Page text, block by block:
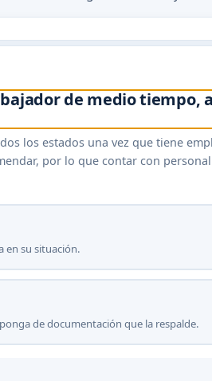
de medio tiempo,
los estados una vez que tiene
por lo que contar con
en su situación.
de documentación que la respalde.